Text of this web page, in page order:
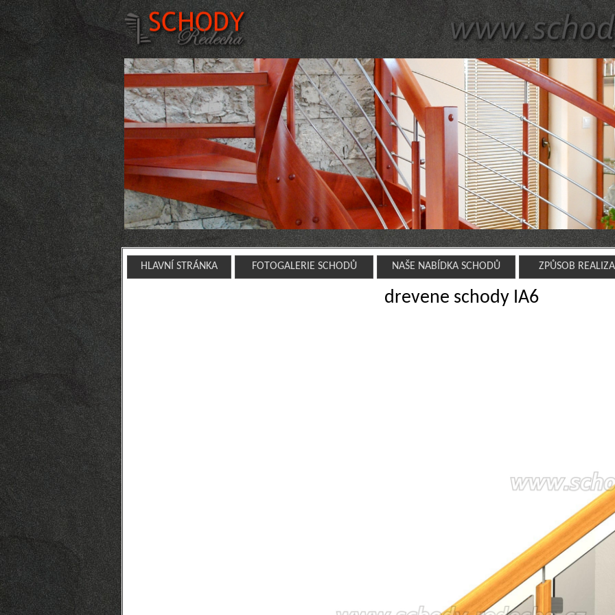
HLAVNÍ STRÁNKA FOTOGALERIE SCHODŮ NAŠE NABÍDKA SCHODŮ ZPŮSOB
drevene schody IA6